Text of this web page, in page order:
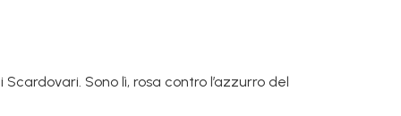
Sono lì, rosa contro l’azzurro del